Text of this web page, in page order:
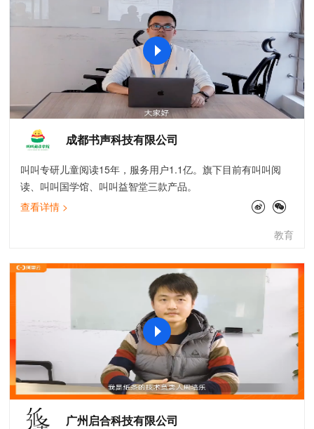
成都书声科技有限公司
叫叫专研儿童阅读15年，服务用户1.1亿。旗下目前有叫叫阅
读、叫叫国学馆、叫叫益智堂三款产品。
查看详情 >
教育
广州启合科技有限公司